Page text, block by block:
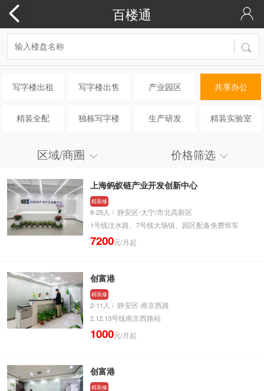
百楼通
写字楼出租 写字楼出售 产业园区 共享办公
精装全配 独栋写字楼 生产研发 精装实验室
区域/商圈 价格筛选
上海蚂蚁链产业开发创新中心
精装修
8-25人 / 静安区-大宁/市北高新区
1号线汶水路、7号线大场镇、园区配备免费班车
7200元/月起
创富港
精装修
2-11人 / 静安区-南京西路
2.12.13号线南京西路站
1000元/月起
创富港
精装修